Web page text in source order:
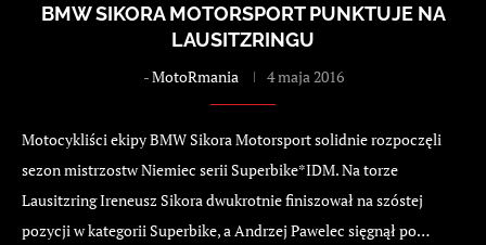
BMW SIKORA MOTORSPORT PUNKTUJE NA
LAUSITZRINGU
-MotoRmania 4 maja 2016
Motocykliści ekipy BMW Sikora Motorsport solidnie rozpoczęli
sezon mistrzostw Niemiec serii Superbike*IDM. Na torze
Lausitzring Ireneusz Sikora dwukrotnie finiszował na szóstej
pozycji w kategorii Superbike, a Andrzej Pawelec sięgnął po…